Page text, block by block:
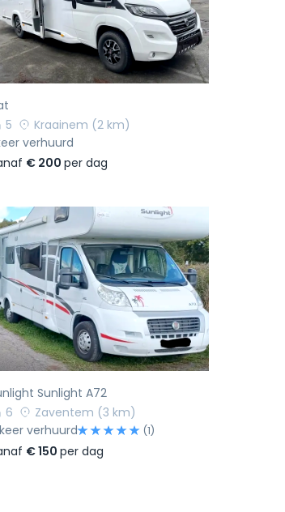
Vorige Volgende
5
Kraainem (2 km)
verhuurd
€ 200per dag
Vorige Volgende
Sunlight A72
6
Zaventem (3 km)
verhuurd
(1)
€ 150per dag